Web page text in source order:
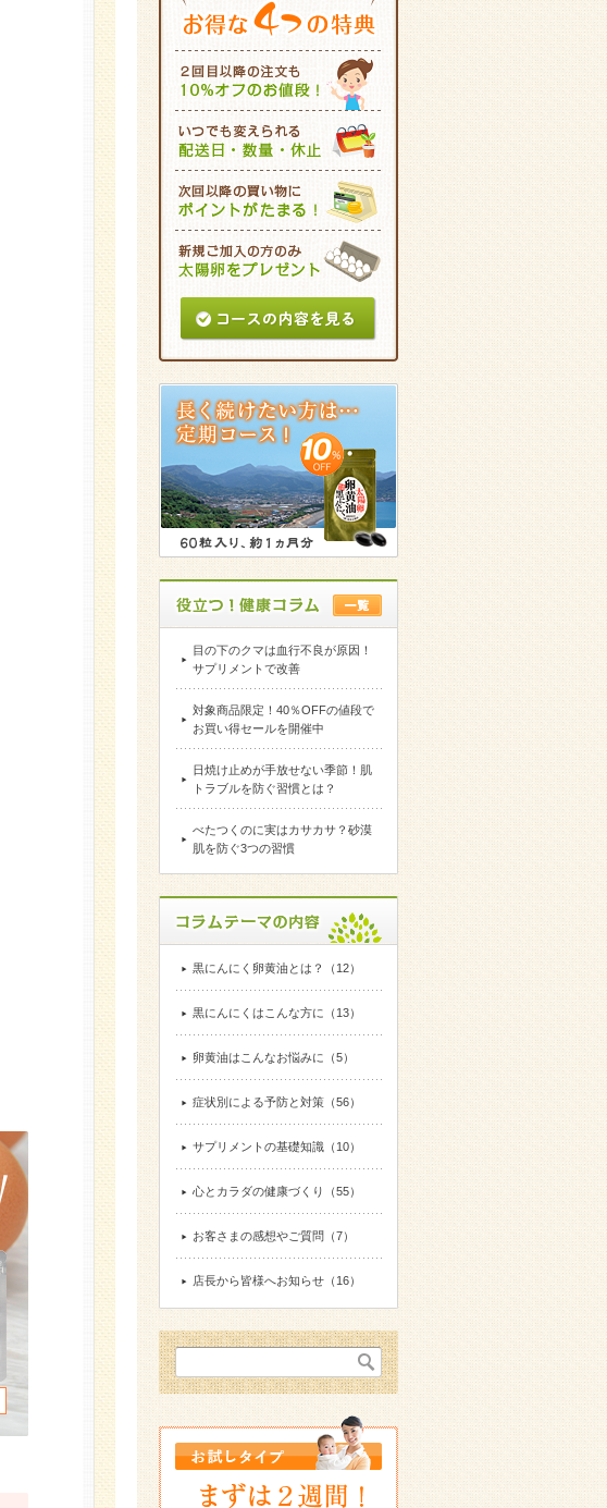
目の下のクマは血行不良が原因！
サプリメントで改善
対象商品限定！40％OFFの値段で
お買い得セールを開催中
日焼け止めが手放せない季節！肌
トラブルを防ぐ習慣とは？
べたつくのに実はカサカサ？砂漠
肌を防ぐ3つの習慣
黒にんにく卵黄油とは？（12）
黒にんにくはこんな方に（13）
卵黄油はこんなお悩みに（5）
症状別による予防と対策（56）
サプリメントの基礎知識（10）
心とカラダの健康づくり（55）
お客さまの感想やご質問（7）
店長から皆様へお知らせ（16）